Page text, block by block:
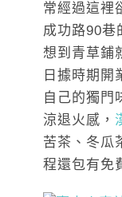
常經過這裡
成功路90巷
想到青草鋪
日據時期開
自己的獨門
涼退火感，
苦茶、冬瓜
程還包有免